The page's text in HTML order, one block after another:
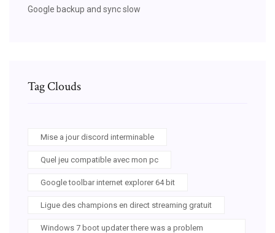
Google backup and sync slow
Tag Clouds
Mise a jour discord interminable
Quel jeu compatible avec mon pc
Google toolbar internet explorer 64 bit
Ligue des champions en direct streaming gratuit
Windows 7 boot updater there was a problem